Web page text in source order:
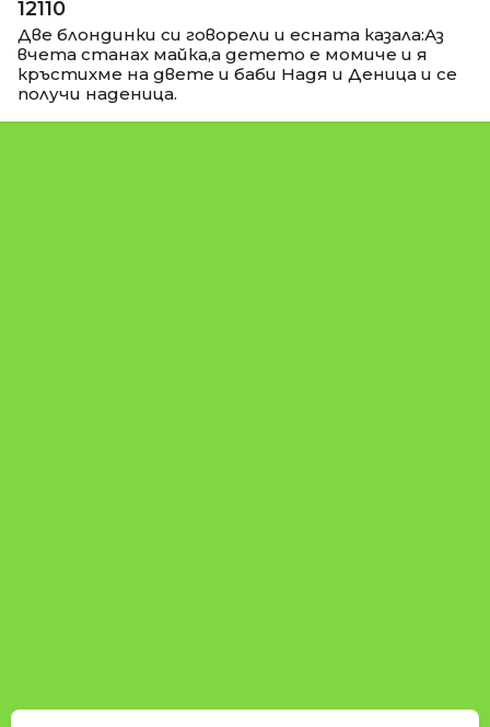
12110
Две блондинки си говорели и есната казала:Аз
вчета станах майка,а детето е момиче и я
кръстихме на двете и баби Надя и Деница и се
получи наденица.